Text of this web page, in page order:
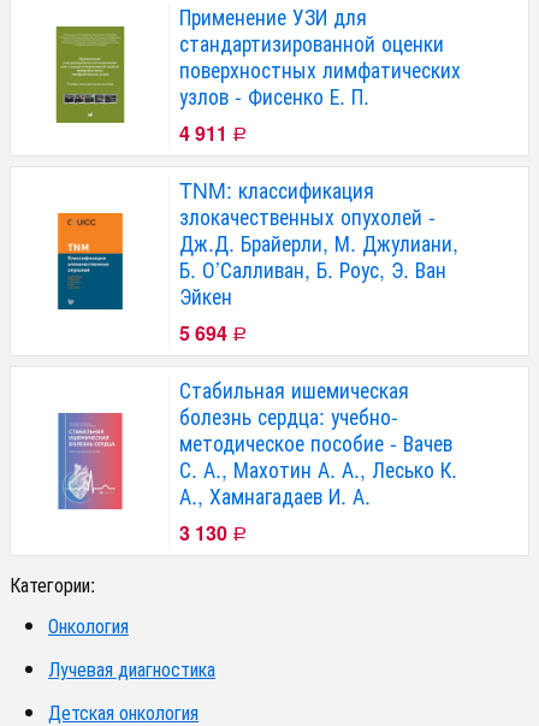
Применение УЗИ для
стандартизированной оценки
поверхностных лимфатических
узлов - Фисенко Е. П.
4 911 Р
TNM: классификация
злокачественных опухолей -
Дж.Д. Брайерли, М. Джулиани,
Б. О’Салливан, Б. Роус, Э. Ван
Эйкен
5 694 Р
Стабильная ишемическая
болезнь сердца: учебно-
методическое пособие - Вачев
С. А., Махотин А. А., Лесько К.
А., Хамнагадаев И. А.
3 130 Р
Категории:
Онкология
Лучевая диагностика
Детская онкология